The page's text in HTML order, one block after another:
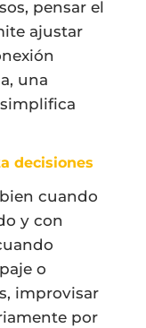
pensar el
ajustar
una
decisiones
cuando
y con
o
improvisar
por